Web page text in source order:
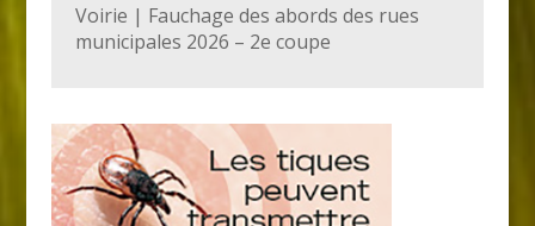
Voirie | Fauchage des abords des rues
municipales 2026 – 2e coupe